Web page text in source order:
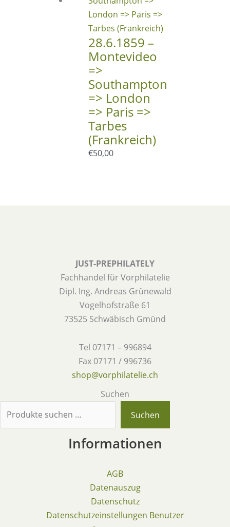
28.6.1859 –
Montevideo
=>
Southampton
=> London
=> Paris =>
Tarbes
(Frankreich)
€50,00
JUST-PREPHILATELY
Fachhandel für Vorphilatelie
Dipl. Ing. Andreas Grünewald
Vogelhofstraße 61
73525 Schwäbisch Gmünd
Tel 07171 – 996894
Fax 07171 / 996736
shop@vorphilatelie.ch
Suchen
Suchen
Informationen
AGB
Datenauszug
Datenschutz
Datenschutzeinstellungen Benutzer